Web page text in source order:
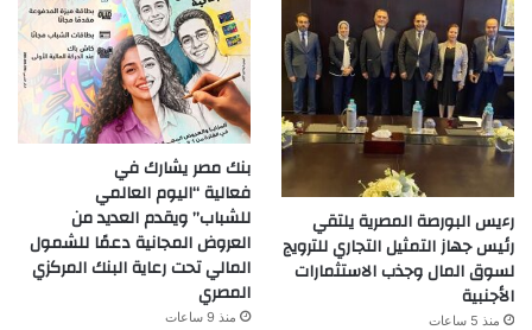
رءيس البورصة المصرية يلتقي
رئيس جهاز التمثيل التجاري للترويج
لسوق المال وجذب الاستثمارات
الأجنبية
منذ 5 ساعات
بنك مصر يشارك في
فعالية “اليوم العالمي
للشباب” ويقدم العديد من
العروض المجانية دعمًا للشمول
المالي تحت رعاية البنك المركزي
المصري
منذ 9 ساعات